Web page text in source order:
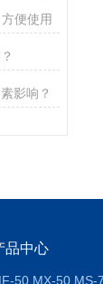
便使用
影响？
品中心